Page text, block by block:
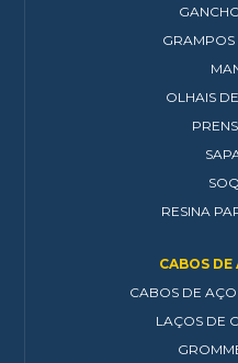
OLHAIS
RESINA
CABOS DE
CABOS DE
LAÇOS DE